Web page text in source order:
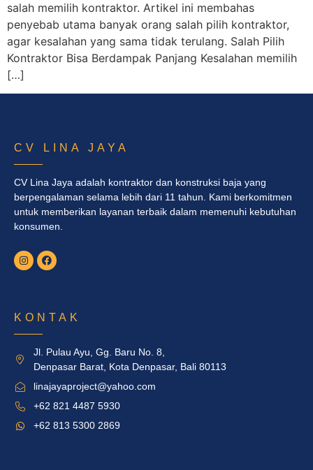
salah memilih kontraktor. Artikel ini membahas
penyebab utama banyak orang salah pilih kontraktor,
agar kesalahan yang sama tidak terulang. Salah Pilih
Kontraktor Bisa Berdampak Panjang Kesalahan memilih
[…]
CV LINA JAYA
CV Lina Jaya adalah kontraktor dan konstruksi baja yang
berpengalaman selama lebih dari 11 tahun. Kami berkomitmen
untuk memberikan layanan terbaik dalam memenuhi kebutuhan
konsumen.
KONTAK
Jl. Pulau Ayu, Gg. Baru No. 8,
Denpasar Barat, Kota Denpasar, Bali 80113
linajayaproject@yahoo.com
+62 821 4487 5930
+62 813 5300 2869